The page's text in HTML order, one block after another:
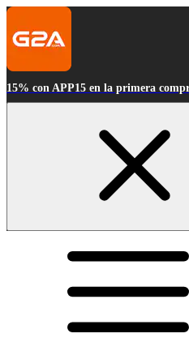
15% con APP15 en la primera